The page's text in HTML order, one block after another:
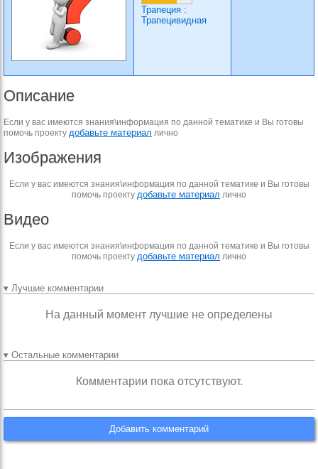
Трапеция :
Трапецивидная
Описание
Если у вас имеются знания\информация по данной тематике и Вы готовы
помочь проекту добавьте материал лично
Изображения
Если у вас имеются знания\информация по данной тематике и Вы готовы
помочь проекту добавьте материал лично
Видео
Если у вас имеются знания\информация по данной тематике и Вы готовы
помочь проекту добавьте материал лично
▾ Лучшие комментарии
На данный момент лучшие не определены
▾ Остальные комментарии
Комментарии пока отсутствуют.
Добавить комментарий